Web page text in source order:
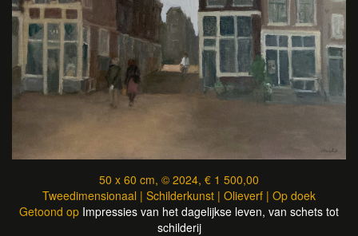
50 x 60 cm, © 2024, € 1 500,00
Tweedimensionaal | Schilderkunst | Olieverf | Op doek
Getoond op Impressies van het dagelijkse leven, van schets tot
schilderij